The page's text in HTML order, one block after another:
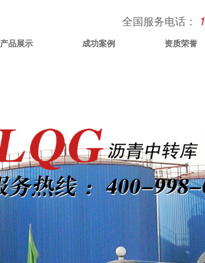
产品展示 成功案例 资质荣誉
全国服务电话：